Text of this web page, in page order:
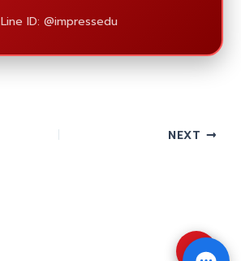
Line ID: @impressedu
NEXT
⇧